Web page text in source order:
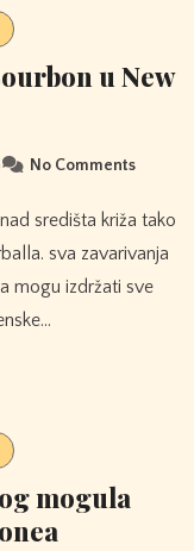
u New
No Comments
sva zavarivanja
mogu izdržati sve
mogula